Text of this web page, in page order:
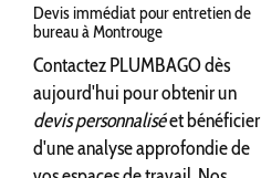
Devis immédiat pour entretien de
bureau à Montrouge
Contactez PLUMBAGO dès
aujourd'hui pour obtenir un
devis personnaliséet bénéficier
d'une analyse approfondie de